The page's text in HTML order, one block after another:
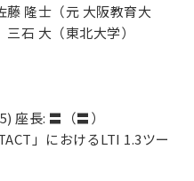
藤 隆士（元 大阪教育大
石 大（東北大学）
座長: 〓（〓）
」におけるLTI 1.3ツー